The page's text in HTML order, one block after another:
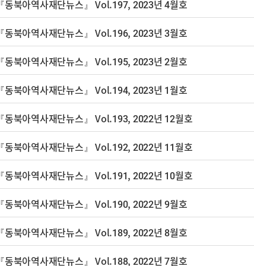
『동북아역사재단뉴스』 Vol.197, 2023년 4월호
『동북아역사재단뉴스』 Vol.196, 2023년 3월호
『동북아역사재단뉴스』 Vol.195, 2023년 2월호
『동북아역사재단뉴스』 Vol.194, 2023년 1월호
『동북아역사재단뉴스』 Vol.193, 2022년 12월호
『동북아역사재단뉴스』 Vol.192, 2022년 11월호
『동북아역사재단뉴스』 Vol.191, 2022년 10월호
『동북아역사재단뉴스』 Vol.190, 2022년 9월호
『동북아역사재단뉴스』 Vol.189, 2022년 8월호
『동북아역사재단뉴스』 Vol.188, 2022년 7월호